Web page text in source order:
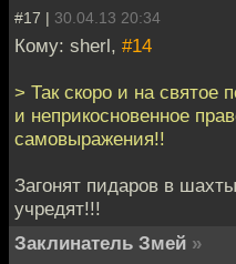
#17 | 30.04.13 20:34
Кому: sherl, #14
> Так скоро и на святое
и неприкосновенное
самовыражения!!
Загонят пидаров в
учредят!!!
Заклинатель Змей »